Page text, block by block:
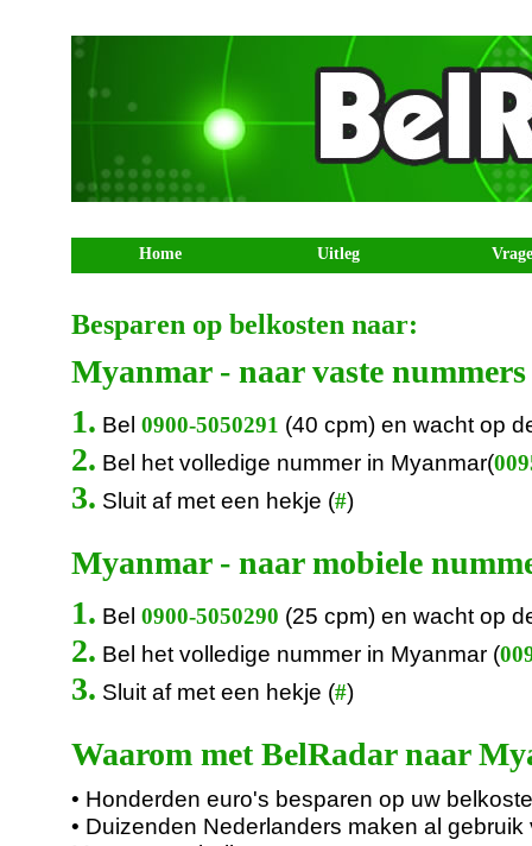
Home Uitleg
Besparen op belkosten naar:
Myanmar - naar vaste nummers
1. Bel 0900-5050291 (40 cpm) en wacht op
2. Bel het volledige nummer in Myanmar(
3. Sluit af met een hekje (#)
Myanmar - naar mobiele
1. Bel 0900-5050290 (25 cpm) en wacht op
2. Bel het volledige nummer in Myanmar (
3. Sluit af met een hekje (#)
Waarom met BelRadar naar
• Honderden euro's besparen op uw
• Duizenden Nederlanders maken al